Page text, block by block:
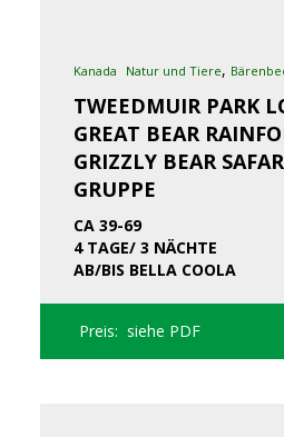
Kanada Natur und Tiere,
TWEEDMUIR PARK
GREAT BEAR
GRIZZLY BEAR
GRUPPE
CA 39-69
4 TAGE/ 3 NÄCHTE
AB/BIS BELLA COOLA
Preis: siehe PDF